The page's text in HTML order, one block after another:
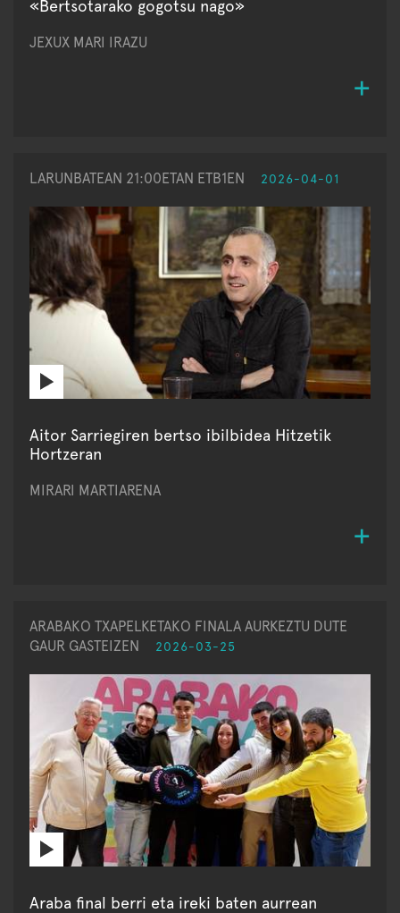
«Bertsotarako gogotsu nago»
JEXUX MARI IRAZU
LARUNBATEAN 21:00ETAN ETB1EN 2026-04-01
Aitor Sarriegiren bertso ibilbidea Hitzetik
Hortzeran
MIRARI MARTIARENA
ARABAKO TXAPELKETAKO FINALA AURKEZTU DUTE
GAUR GASTEIZEN
2026-03-25
Araba final berri eta ireki baten aurrean